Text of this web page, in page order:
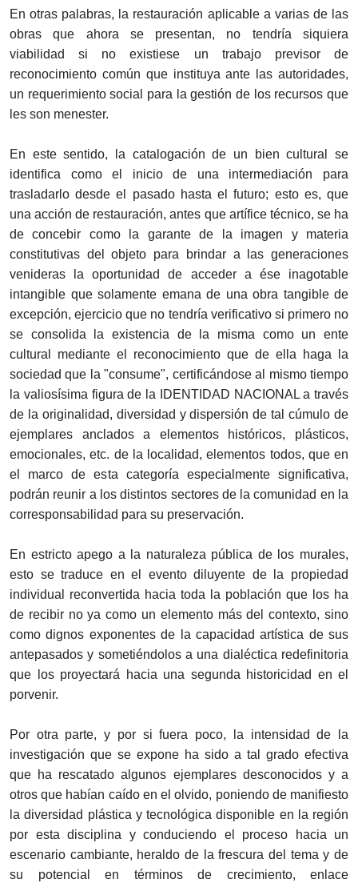
En otras palabras, la restauración aplicable a varias de las
obras que ahora se presentan, no tendría siquiera
viabilidad si no existiese un trabajo previsor de
reconocimiento común que instituya ante las autoridades,
un requerimiento social para la gestión de los recursos que
les son menester.
En este sentido, la catalogación de un bien cultural se
identifica como el inicio de una intermediación para
trasladarlo desde el pasado hasta el futuro; esto es, que
una acción de restauración, antes que artífice técnico, se ha
de concebir como la garante de la imagen y materia
constitutivas del objeto para brindar a las generaciones
venideras la oportunidad de acceder a ése inagotable
intangible que solamente emana de una obra tangible de
excepción, ejercicio que no tendría verificativo si primero no
se consolida la existencia de la misma como un ente
cultural mediante el reconocimiento que de ella haga la
sociedad que la "consume", certificándose al mismo tiempo
la valiosísima figura de la IDENTIDAD NACIONAL a través
de la originalidad, diversidad y dispersión de tal cúmulo de
ejemplares anclados a elementos históricos, plásticos,
emocionales, etc. de la localidad, elementos todos, que en
el marco de esta categoría especialmente significativa,
podrán reunir a los distintos sectores de la comunidad en la
corresponsabilidad para su preservación.
En estricto apego a la naturaleza pública de los murales,
esto se traduce en el evento diluyente de la propiedad
individual reconvertida hacia toda la población que los ha
de recibir no ya como un elemento más del contexto, sino
como dignos exponentes de la capacidad artística de sus
antepasados y sometiéndolos a una dialéctica redefinitoria
que los proyectará hacia una segunda historicidad en el
porvenir.
Por otra parte, y por si fuera poco, la intensidad de la
investigación que se expone ha sido a tal grado efectiva
que ha rescatado algunos ejemplares desconocidos y a
otros que habían caído en el olvido, poniendo de manifiesto
la diversidad plástica y tecnológica disponible en la región
por esta disciplina y conduciendo el proceso hacia un
escenario cambiante, heraldo de la frescura del tema y de
su potencial en términos de crecimiento, enlace